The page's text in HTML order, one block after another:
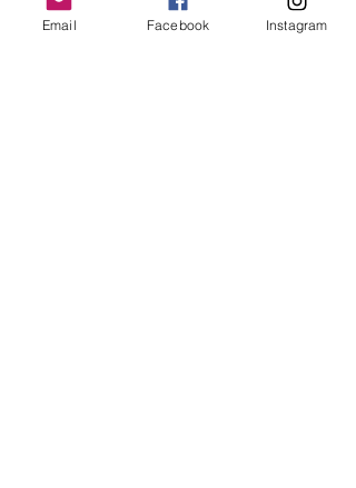
https://lesentreprisesnicoises.com/de-lart-a-
Email Facebook Instagram